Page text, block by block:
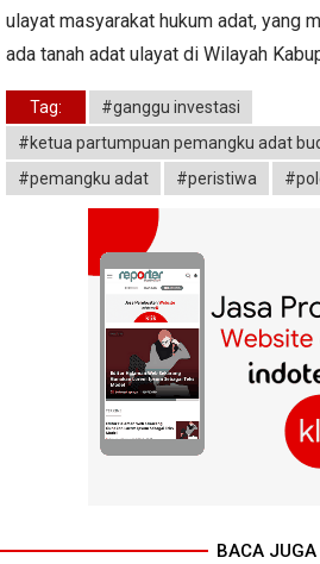
ulayat masyarakat hukum adat, yang
ada tanah adat ulayat di Wilayah
Tag:
#ganggu investasi
#ketua partumpuan pemangku adat
#pemangku adat
#peristiwa
BACA JUGA